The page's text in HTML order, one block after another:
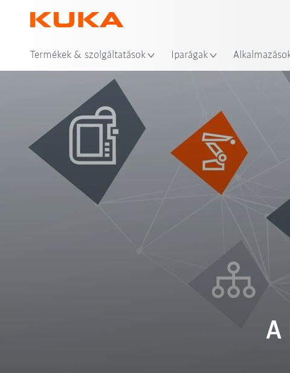
Termékek & szolgáltatások Iparágak
A